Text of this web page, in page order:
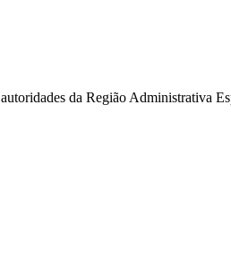
da Região Administrativa